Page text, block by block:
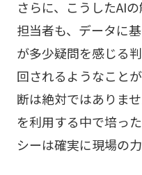
さらに、こうしたAI
担当者も、データに
が多少疑問を感じる
回されるようなこと
断は絶対ではありま
を利用する中で培っ
シーは確実に現場の